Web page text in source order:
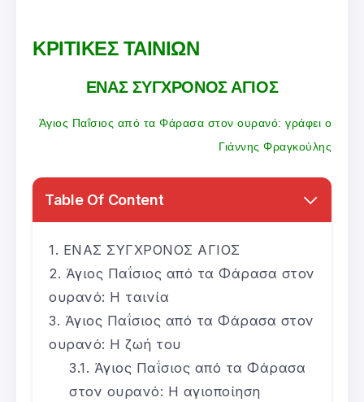
ΚΡΙΤΙΚΕΣ ΤΑΙΝΙΩΝ
ΕΝΑΣ ΣΥΓΧΡΟΝΟΣ ΑΓΙΟΣ
Άγιος Παΐσιος από τα Φάρασα στον ουρανό: γράφει ο
Γιάννης Φραγκούλης
Table Of Content
ΕΝΑΣ ΣΥΓΧΡΟΝΟΣ ΑΓΙΟΣ
Άγιος Παΐσιος από τα Φάρασα στον
ουρανό: Η ταινία
Άγιος Παΐσιος από τα Φάρασα στον
ουρανό: Η ζωή του
Άγιος Παΐσιος από τα Φάρασα
στον ουρανό: Η αγιοποίηση